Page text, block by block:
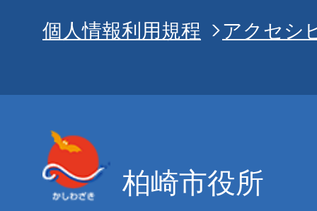
個人情報利用規程
アクセシ
柏崎市役所